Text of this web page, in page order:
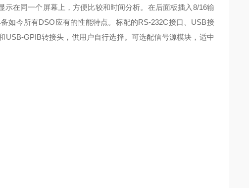
在同一个屏幕上，方便比较和时间分析。在后面板插入8/16输
如今所有DSO应有的性能特点。标配的RS-232C接口、USB接
GPIB转接头，供用户自行选择。可选配信号源模块，适中